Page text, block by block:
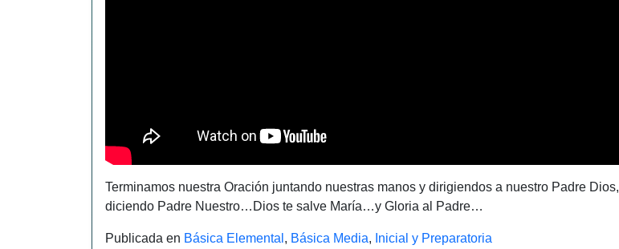
Terminamos nuestra Oración juntando nuestras manos y dirigiendos a nuestro Padre Dios,
diciendo Padre Nuestro…Dios te salve María…y Gloria al Padre…
Publicada en Básica Elemental , Básica Media, Inicial y Preparatoria